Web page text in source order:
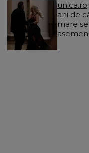
unica.ro
ani de
mare